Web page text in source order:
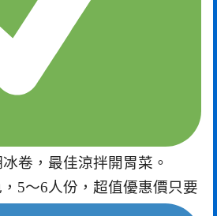
卷，最佳涼拌開胃菜。
5～6人份，超值優惠價只要